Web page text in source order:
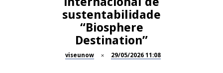
Now Opinião – Manuela
Antunes: Problemas nos
Exames Nacionais
sustentabilidade
“Biosphere
Destination”
viseunow 29/05/2026 11:08